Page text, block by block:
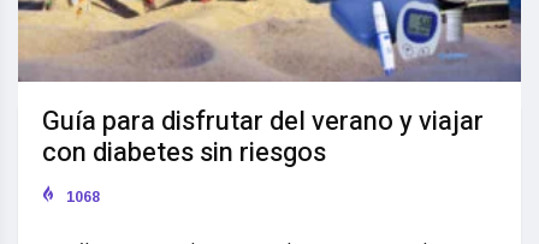
Guía para disfrutar del verano y viajar
con diabetes sin riesgos
1068